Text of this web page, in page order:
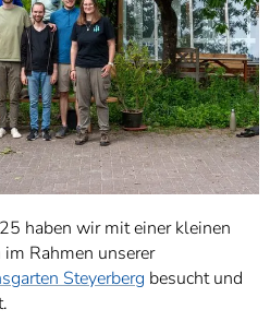
haben wir mit einer kleinen
Rahmen unserer
Steyerberg besucht und